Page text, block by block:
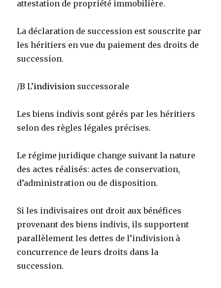
attestation de propriété immobilière.
La déclaration de succession est souscrite par
les héritiers en vue du paiement des droits de
succession.
/B L’indivision successorale
Les biens indivis sont gérés par les héritiers
selon des règles légales précises.
Le régime juridique change suivant la nature
des actes réalisés: actes de conservation,
d’administration ou de disposition.
Si les indivisaires ont droit aux bénéfices
provenant des biens indivis, ils supportent
parallèlement les dettes de l’indivision à
concurrence de leurs droits dans la
succession.